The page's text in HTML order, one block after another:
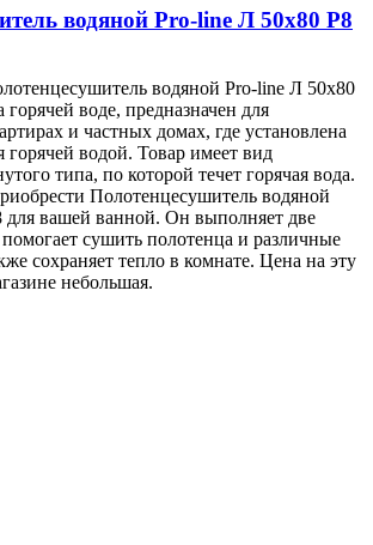
водяной Pro-line Л 50х80 P8
водяной Pro-line Л 50х80
воде, предназначен для
и частных домах, где установлена
горячей водой. Товар имеет вид
типа, по которой течет горячая вода.
Полотенцесушитель водяной
для вашей ванной. Он выполняет две
сушить полотенца и различные
сохраняет тепло в комнате. Цена на эту
небольшая.